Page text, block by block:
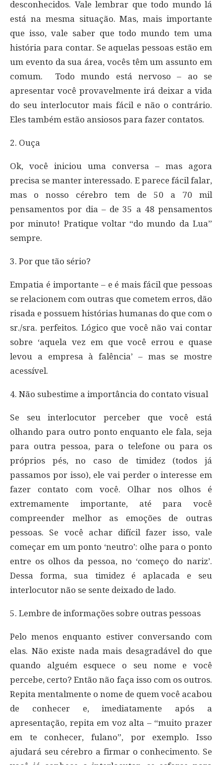
desconhecidos. Vale lembrar que todo mundo lá
está na mesma situação. Mas, mais importante
que isso, vale saber que todo mundo tem uma
história para contar. Se aquelas pessoas estão em
um evento da sua área, vocês têm um assunto em
comum. Todo mundo está nervoso – ao se
apresentar você provavelmente irá deixar a vida
do seu interlocutor mais fácil e não o contrário.
Eles também estão ansiosos para fazer contatos.
2. Ouça
Ok, você iniciou uma conversa – mas agora
precisa se manter interessado. E parece fácil falar,
mas o nosso cérebro tem de 50 a 70 mil
pensamentos por dia – de 35 a 48 pensamentos
por minuto! Pratique voltar “do mundo da Lua”
sempre.
3. Por que tão sério?
Empatia é importante – e é mais fácil que pessoas
se relacionem com outras que cometem erros, dão
risada e possuem histórias humanas do que com o
sr./sra. perfeitos. Lógico que você não vai contar
sobre ‘aquela vez em que você errou e quase
levou a empresa à falência’ – mas se mostre
acessível.
4. Não subestime a importância do contato visual
Se seu interlocutor perceber que você está
olhando para outro ponto enquanto ele fala, seja
para outra pessoa, para o telefone ou para os
próprios pés, no caso de timidez (todos já
passamos por isso), ele vai perder o interesse em
fazer contato com você. Olhar nos olhos é
extremamente importante, até para você
compreender melhor as emoções de outras
pessoas. Se você achar difícil fazer isso, vale
começar em um ponto ‘neutro’: olhe para o ponto
entre os olhos da pessoa, no ‘começo do nariz’.
Dessa forma, sua timidez é aplacada e seu
interlocutor não se sente deixado de lado.
5. Lembre de informações sobre outras pessoas
Pelo menos enquanto estiver conversando com
elas. Não existe nada mais desagradável do que
quando alguém esquece o seu nome e você
percebe, certo? Então não faça isso com os outros.
Repita mentalmente o nome de quem você acabou
de conhecer e, imediatamente após a
apresentação, repita em voz alta – “muito prazer
em te conhecer, fulano”, por exemplo. Isso
ajudará seu cérebro a firmar o conhecimento. Se